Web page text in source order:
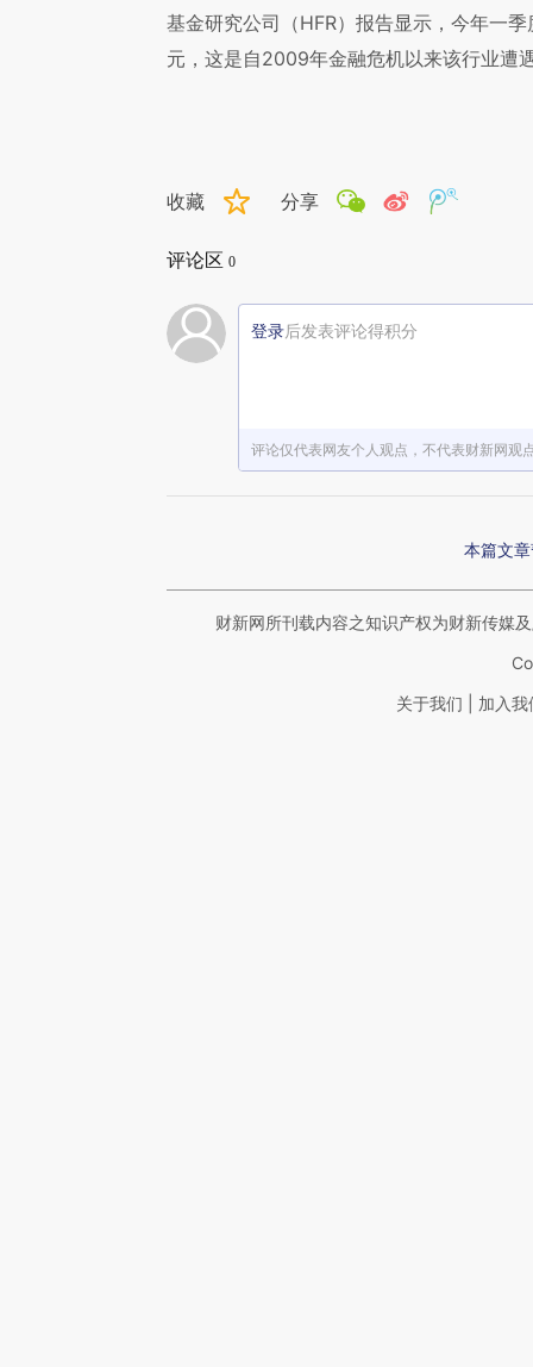
基金研究公司（HFR）报告显示，今年一
元，这是自2009年金融危机以来该行业遭
收藏 分享
评论区 0
登录后发表评论得积分
评论仅代表网友个人观点，不代表财新网观
本篇文
财新网所刊载内容之知识产权为财新传媒
关于我们 加入我